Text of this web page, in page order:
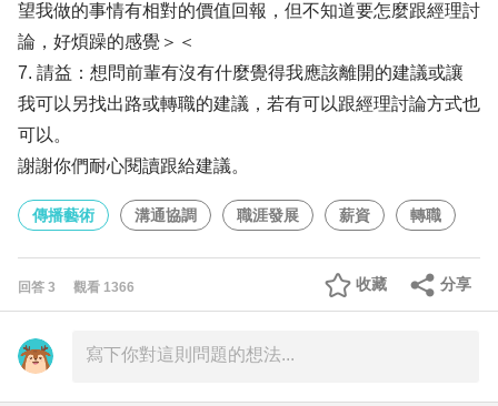
望我做的事情有相對的價值回報，但不知道要怎麼跟經理討
論，好煩躁的感覺＞＜
7. 請益：想問前輩有沒有什麼覺得我應該離開的建議或讓
我可以另找出路或轉職的建議，若有可以跟經理討論方式也
可以。
謝謝你們耐心閱讀跟給建議。
傳播藝術 溝通協調 職涯發展 薪資 轉職
回答 3 觀看 1366 分享
收藏